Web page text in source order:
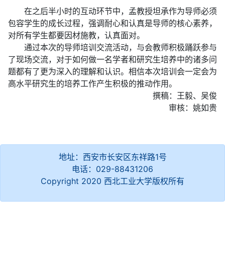
在之后半小时的互动环节中，孟教授坦承作为导师必须
包容学生的成长过程，强调耐心和认真是导师的核心素养，
对所有学生都要因材施教，认真面对。
通过本次的导师培训交流活动，与会教师积极踊跃参与
了现场交流，对于如何做一名学者和研究生培养中的诸多问
题都有了更为深入的理解和认识。相信本次培训会一定会为
高水平研究生的培养工作产生积极的推动作用。
撰稿：王毅、吴俊
审核：姚如贵
地址：西安市长安区东祥路1号
电话：029-88431206
Copyright 2020 西北工业大学版权所有